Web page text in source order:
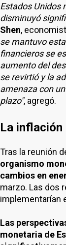
Estados Unidos
disminuyó
Shen,
se mantuvo
financieros se
aumento del
se revirtió y la
amenaza con
plazo", agregó.
La inflación
Tras la reunión
organismo
cambios en
marzo. Las dos
implementarían
Las
monetaria de